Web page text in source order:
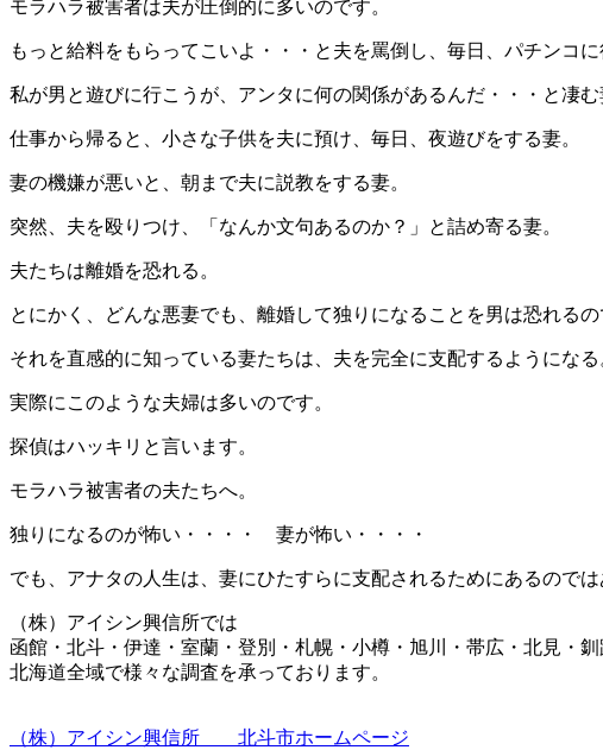
モラハラ被害者は夫が圧倒的に多いのです。
もっと給料をもらってこいよ・・・と夫を罵倒し、毎日、パチンコに
私が男と遊びに行こうが、アンタに何の関係があるんだ・・・と凄む
仕事から帰ると、小さな子供を夫に預け、毎日、夜遊びをする妻。
妻の機嫌が悪いと、朝まで夫に説教をする妻。
突然、夫を殴りつけ、「なんか文句あるのか？」と詰め寄る妻。
夫たちは離婚を恐れる。
とにかく、どんな悪妻でも、離婚して独りになることを男は恐れるの
それを直感的に知っている妻たちは、夫を完全に支配するようになる
実際にこのような夫婦は多いのです。
探偵はハッキリと言います。
モラハラ被害者の夫たちへ。
独りになるのが怖い・・・・ 妻が怖い・・・・
でも、アナタの人生は、妻にひたすらに支配されるためにあるのでは
（株）アイシン興信所では
函館・北斗・伊達・室蘭・登別・札幌・小樽・旭川・帯広・北見
北海道全域で様々な調査を承っております。
（株）アイシン興信所 北斗市ホームページ